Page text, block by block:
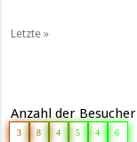
Letzte »
Anzahl der Besucher
3 8 4 5 4 6